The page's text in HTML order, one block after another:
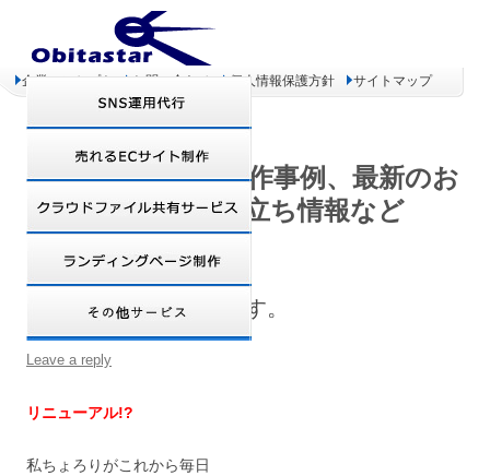
企業コンセプト お問い合わせ 個人情報保護方針 サイトマップ
オビタスター 制作事例、最新のお
得情報、お役立ち情報など
お久しぶりのブログです。
Leave a reply
リニューアル!?
私ちょろりがこれから毎日